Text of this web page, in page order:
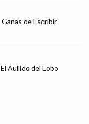
Ganas de Escribir
El Aullido del Lobo